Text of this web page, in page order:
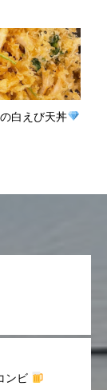
白えび天丼
ンビ